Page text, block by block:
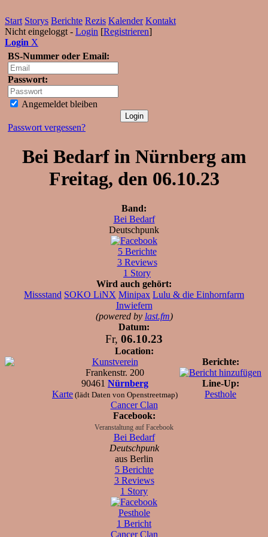
Start Storys Berichte Rezis Kalender Kontakt
Nicht eingeloggt - Login [Registrieren]
Login X
BS-Nummer oder Email:
Passwort:
Angemeldet bleiben
Passwort vergessen?
Bei Bedarf in Nürnberg am
Freitag, den 06.10.23
Band:
Bei Bedarf
Deutschpunk
5 Berichte
3 Reviews
1 Story
Wird auch gehört:
Missstand SOKO LiNX Minipax Lulu & die Einhornfarm
Inwiefern
(powered by last.fm)
Datum:
Fr, 06.10.23
Location:
Kunstverein
Frankenstr. 200
90461 Nürnberg
Karte (lädt Daten von Openstreetmap)
Berichte:
Line-Up:
Pesthole
Cancer Clan
Facebook:
Veranstaltung auf Facebook
Bei Bedarf
Deutschpunk
aus Berlin
5 Berichte
3 Reviews
1 Story
Pesthole
1 Bericht
Cancer Clan